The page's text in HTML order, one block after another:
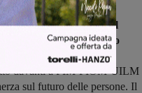
Toscana, attraverso il
silenzio questo scempio
regionale deve dare
davanti a FIM-FIOM-UILM
sul futuro delle persone. Il